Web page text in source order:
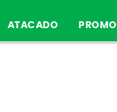
ATACADO